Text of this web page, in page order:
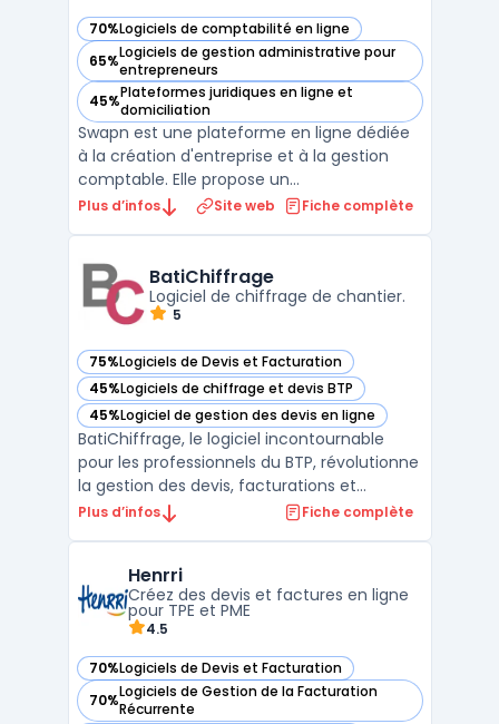
70%Logiciels de comptabilité en ligne
— voir Swapn dans cette catégorie
65%Logiciels de gestion administrative pour
entrepreneurs
— voir Swapn dans cette catégorie
45%Plateformes juridiques en ligne et
domiciliation
— voir Swapn dans cette catégorie
Swapn est une plateforme en ligne dédiée
à la création d'entreprise et à la gestion
comptable. Elle propose un
accompagnement personnalisé pour les
société. Swapn se distingue par des tarifs
attractifs, offrant la cré ...
Plus d’infos Site web Fiche complète
BatiChiffrage
Logiciel de chiffrage de chantier.
5
75%Logiciels de Devis et Facturation
— voir BatiChiffrage dans cette catégorie
45%Logiciels de chiffrage et devis BTP
— voir BatiChiffrage dans cette catégorie
45%Logiciel de gestion des devis en ligne
— voir BatiChiffrage dans cette catégorie
BatiChiffrage, le logiciel incontournable
pour les professionnels du BTP, révolutionne
la gestion des devis, facturations et
chiffrages. Conçu spécifiquement pour les
et précise des coûts, grâce à une base de d
...
Plus d’infos Fiche complète
Henrri
Créez des devis et factures en ligne
pour TPE et PME
4.5
70%Logiciels de Devis et Facturation
— voir Henrri dans cette catégorie
70%Logiciels de Gestion de la Facturation
Récurrente
— voir Henrri dans cette catégorie